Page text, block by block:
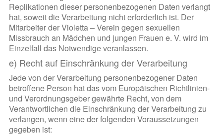
Replikationen dieser personenbezogenen Daten verlangt
hat, soweit die Verarbeitung nicht erforderlich ist. Der
Mitarbeiter der Violetta – Verein gegen sexuellen
Missbrauch an Mädchen und jungen Frauen e. V. wird im
Einzelfall das Notwendige veranlassen.
e) Recht auf Einschränkung der Verarbeitung
Jede von der Verarbeitung personenbezogener Daten
betroffene Person hat das vom Europäischen Richtlinien-
und Verordnungsgeber gewährte Recht, von dem
Verantwortlichen die Einschränkung der Verarbeitung zu
verlangen, wenn eine der folgenden Voraussetzungen
gegeben ist: